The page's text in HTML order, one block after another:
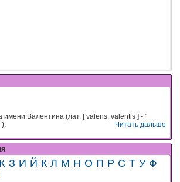
имени Валентина (лат. [ valens, valentis ] - "
Читать дальше
З И Й К Л М Н О П Р С Т У Ф